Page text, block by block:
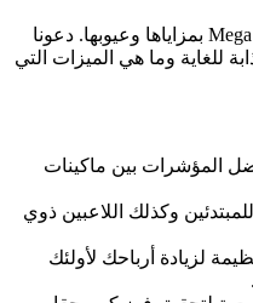
مثل أي لعبة أخرى، تتمتع لعبة Mega Joker بمزاياها وعيوبها. دعونا
للغاية وما هي الميزات التي
المؤشرات بين ماكينات
وكذلك اللاعبين ذوي
لزيادة أرباحك لأولئك